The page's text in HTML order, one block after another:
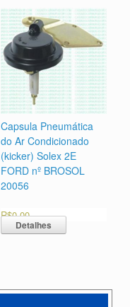
Capsula Pneumática
do Ar Condicionado
(kicker) Solex 2E
FORD nº BROSOL
20056
R$0,00
Detalhes